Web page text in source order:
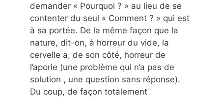
demander « Pourquoi ? » au lieu de se
contenter du seul « Comment ? » qui est
à sa portée. De la même façon que la
nature, dit-on, à horreur du vide, la
cervelle a, de son côté, horreur de
l’aporie (une problème qui n’a pas de
solution , une question sans réponse).
Du coup, de façon totalement